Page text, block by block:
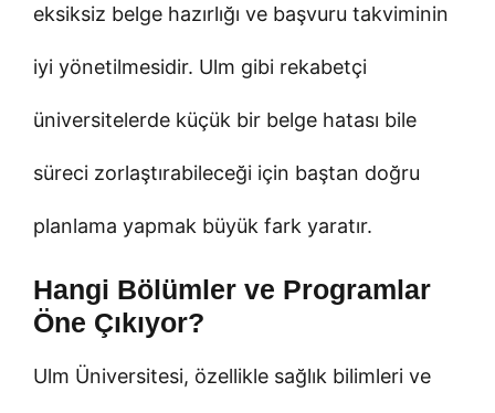
eksiksiz belge hazırlığı ve başvuru takviminin
iyi yönetilmesidir. Ulm gibi rekabetçi
üniversitelerde küçük bir belge hatası bile
süreci zorlaştırabileceği için baştan doğru
planlama yapmak büyük fark yaratır.
Hangi Bölümler ve Programlar
Öne Çıkıyor?
Ulm Üniversitesi, özellikle sağlık bilimleri ve